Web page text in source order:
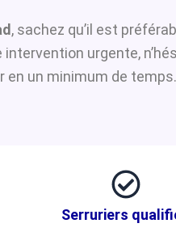
, sachez qu’il est
urgente,
un minimum de
Serruriers